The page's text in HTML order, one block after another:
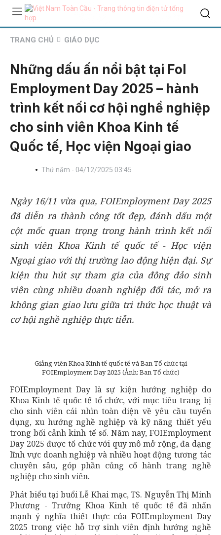
TRANG CHỦ GIÁO DỤC
Những dấu ấn nổi bật tại FoI
Employment Day 2025 – hành
trình kết nối cơ hội nghề nghiệp
cho sinh viên Khoa Kinh tế
Quốc tế, Học viện Ngoại giao
Thứ năm - 04/12/2025 03:45
Ngày 16/11 vừa qua, FOIEmployment Day 2025
đã diễn ra thành công tốt đẹp, đánh dấu một
cột mốc quan trọng trong hành trình kết nối
sinh viên Khoa Kinh tế quốc tế - Học viện
Ngoại giao với thị trường lao động hiện đại. Sự
kiện thu hút sự tham gia của đông đảo sinh
viên cùng nhiều doanh nghiệp đối tác, mở ra
không gian giao lưu giữa tri thức học thuật và
cơ hội nghề nghiệp thực tiễn.
Giảng viên Khoa Kinh tế quốc tế và Ban Tổ chức tại
FOIEmployment Day 2025 (Ảnh: Ban Tổ chức)
FOIEmployment Day là sự kiện hướng nghiệp do
Khoa Kinh tế quốc tế tổ chức, với mục tiêu trang bị
cho sinh viên cái nhìn toàn diện về yêu cầu tuyển
dụng, xu hướng nghề nghiệp và kỹ năng thiết yếu
trong bối cảnh kinh tế số. Năm nay, FOIEmployment
Day 2025 được tổ chức với quy mô mở rộng, đa dạng
lĩnh vực doanh nghiệp và nhiều hoạt động tương tác
chuyên sâu, góp phần củng cố hành trang nghề
nghiệp cho sinh viên.
Phát biểu tại buổi Lễ Khai mạc, TS. Nguyễn Thị Minh
Phương - Trưởng Khoa Kinh tế quốc tế đã nhấn
mạnh ý nghĩa thiết thực của FOIEmployment Day
2025 trong việc hỗ trợ sinh viên định hướng nghề